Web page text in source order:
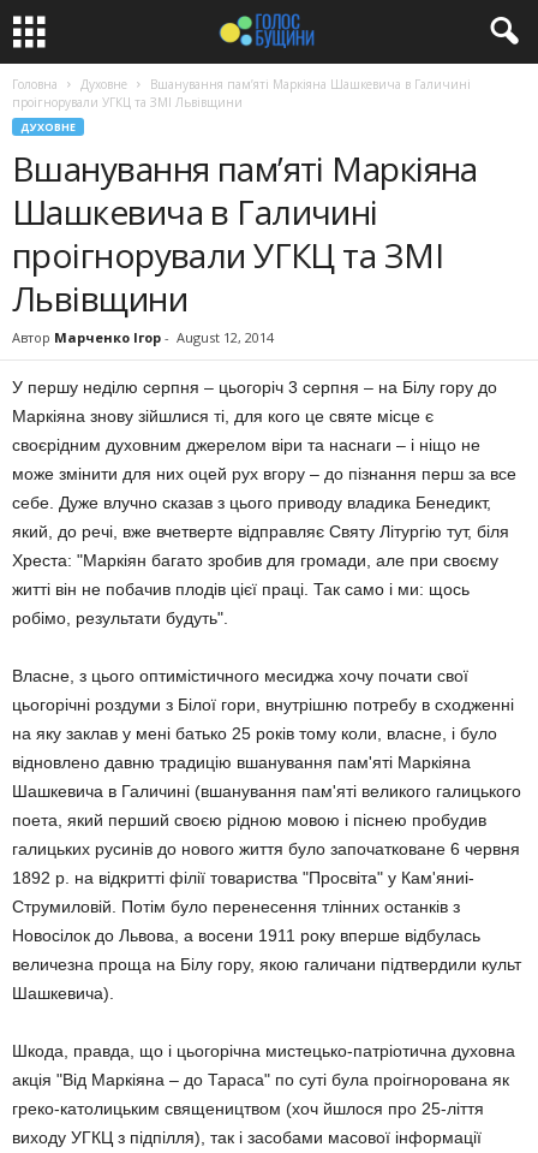
Головна Духовне
Вшанування пам’яті Маркіяна Шашкевича в Галичині
проігнорували УГКЦ та ЗМІ Львівщини
ДУХОВНЕ
Вшанування пам’яті Маркіяна
Шашкевича в Галичині
проігнорували УГКЦ та ЗМІ
Львівщини
Автор Марченко Ігор - August 12, 2014
У першу неділю серпня – цьогоріч 3 серпня – на Білу гору до
Маркіяна знову зійшлися ті, для кого це святе місце є
своєрідним духовним джерелом віри та наснаги – і ніщо не
може змінити для них оцей рух вгору – до пізнання перш за все
себе. Дуже влучно сказав з цього приводу владика Бенедикт,
який, до речі, вже вчетверте відправляє Святу Літургію тут, біля
Хреста: "Маркіян багато зробив для громади, але при своєму
житті він не побачив плодів цієї праці. Так само і ми: щось
робімо, результати будуть".
Власне, з цього оптимістичного месиджа хочу почати свої
цьогорічні роздуми з Білої гори, внутрішню потребу в сходженні
на яку заклав у мені батько 25 років тому коли, власне, і було
відновлено давню традицію вшанування пам'яті Маркіяна
Шашкевича в Галичині (вшанування пам'яті великого галицького
поета, який перший своєю рідною мовою і піснею пробудив
галицьких русинів до нового життя було започатковане 6 червня
1892 р. на відкритті філії товариства "Просвіта" у Кам'яниі-
Струмиловій. Потім було перенесення тлінних останків з
Новосілок до Львова, а восени 1911 року вперше відбулась
величезна проща на Білу гору, якою галичани підтвердили культ
Шашкевича).
Шкода, правда, що і цьогорічна мистецько-патріотична духовна
акція "Від Маркіяна – до Тараса" по суті була проігнорована як
греко-католицьким священицтвом (хоч йшлося про 25-ліття
виходу УГКЦ з підпілля), так і засобами масової інформації